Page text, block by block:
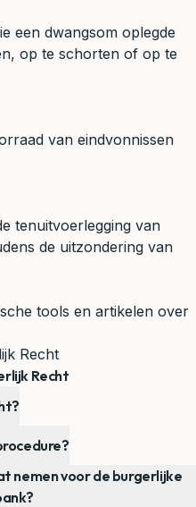
een dwangsom oplegde
op te schorten of op te
van eindvonnissen
tenuitvoerlegging van
de uitzondering van
tools en artikelen over
Recht
Recht
nemen voor de burgerlijke